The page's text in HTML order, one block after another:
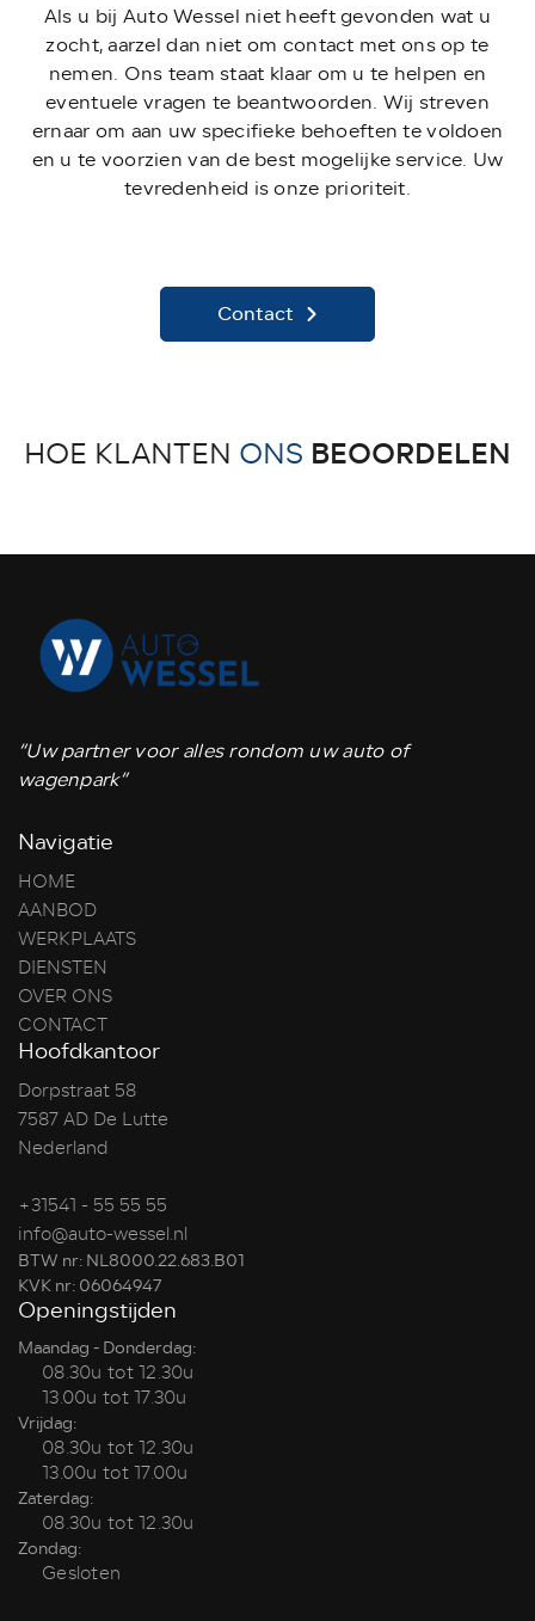
Als u bij Auto Wessel niet heeft gevonden wat u
zocht, aarzel dan niet om contact met ons op te
nemen. Ons team staat klaar om u te helpen en
eventuele vragen te beantwoorden. Wij streven
ernaar om aan uw specifieke behoeften te voldoen
en u te voorzien van de best mogelijke service. Uw
tevredenheid is onze prioriteit.
Contact
HOE KLANTEN ONS BEOORDELEN
“Uw partner voor alles rondom uw auto of
wagenpark”
Navigatie
HOME
AANBOD
WERKPLAATS
DIENSTEN
OVER ONS
CONTACT
Hoofdkantoor
Dorpstraat 58
7587 AD De Lutte
Nederland
+31541 - 55 55 55
info@auto-wessel.nl
BTW nr: NL8000.22.683.B01
KVK nr: 06064947
Openingstijden
Maandag - Donderdag:
08.30u tot 12.30u
13.00u tot 17.30u
Vrijdag:
08.30u tot 12.30u
13.00u tot 17.00u
Zaterdag:
08.30u tot 12.30u
Zondag:
Gesloten